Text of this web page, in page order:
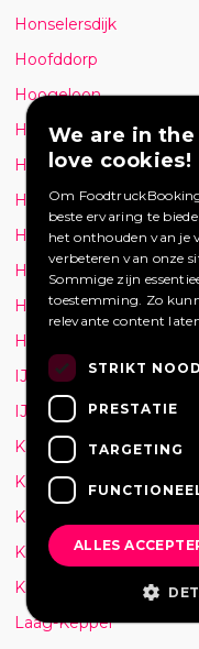
Honselersdijk
Hoofddorp
Hoogeloon
Hoogeveen
Hoogvliet
Hoogvliet Rotterdam
Horst
Houten
Huissen
Hurwenen
IJmuiden
IJsselstein
Kalmthout
Kampen
Katwijk
Kilder
Krimpen aan den IJssel
Laag-Keppel
We are in
love cookies!
Om
beste ervaring te
het onthouden van je
verbeteren van onze
Sommige zijn
toestemming. Zo
relevante content
STRIKT
PRESTATIE
TARGETING
ALLES